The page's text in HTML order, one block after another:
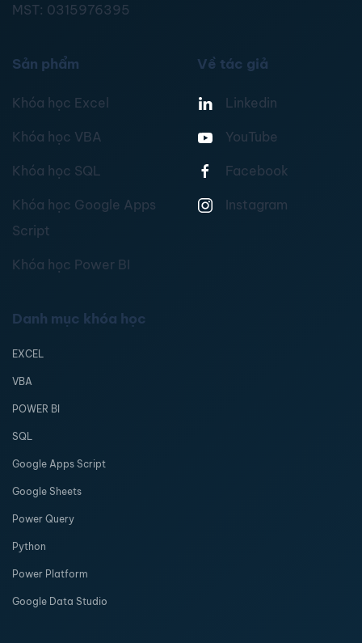
MST: 0315976395
Sản phẩm
Khóa học Excel
Khóa học VBA
Khóa học SQL
Khóa học Google Apps
Script
Khóa học Power BI
Về tác giả
Linkedin
YouTube
Facebook
Instagram
Danh mục khóa học
EXCEL
VBA
POWER BI
SQL
Google Apps Script
Google Sheets
Power Query
Python
Power Platform
Google Data Studio